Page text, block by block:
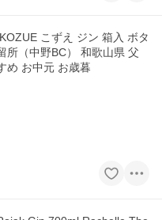
こずえ ジン 箱入 ボタ
ト おすすめ お中元 お歳暮